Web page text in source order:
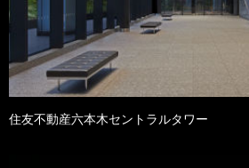
住友不動産六本木セントラルタワー